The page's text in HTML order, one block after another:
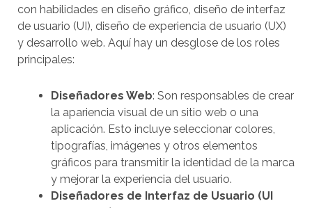
con habilidades en diseño gráfico, diseño de interfaz
de usuario (UI), diseño de experiencia de usuario (UX)
y desarrollo web. Aquí hay un desglose de los roles
principales:
Diseñadores Web: Son responsables de crear
la apariencia visual de un sitio web o una
aplicación. Esto incluye seleccionar colores,
tipografías, imágenes y otros elementos
gráficos para transmitir la identidad de la marca
y mejorar la experiencia del usuario.
Diseñadores de Interfaz de Usuario (UI